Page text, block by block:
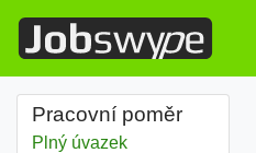
Pracovní poměr
Plný úvazek